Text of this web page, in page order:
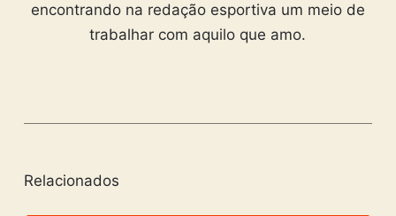
encontrando na redação esportiva um meio de
trabalhar com aquilo que amo.
Relacionados